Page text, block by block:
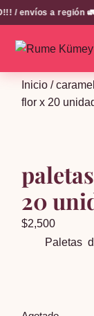
/ envíos a región
Inicio /
flor x 20
20
$2,500
Paletas